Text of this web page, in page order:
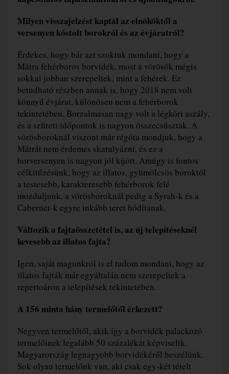
Milyen visszajelzést kaptál az elnököktől a
versenyen kóstolt borokról és az évjáratról?
Érdekes, hogy bár azt szoktuk mondani, hogy a
Mátra fehérboros borvidék, most a vörösök mégis
sokkal jobban szerepeltek, mint a fehérek. Ez
betudható részben annak is, hogy 2018 nem volt
könnyű évjárat, különösen nem a fehérborok
tekintetében. Borzalmasan nagy volt a légköri aszály,
és a szüreti időpontok is nagyon összecsúsztak. A
vörösboroknál viszont már régóta mondjuk, hogy a
Mátrát nem érdemes skatulyázni, és ez a
borversenyen is nagyon jól kijött. Amúgy is fontos
célkitűzésünk, hogy az illatos, gyümölcsös boroktól
a testesebb, karakteresebb fehérborok felé
mozduljunk, a vörösboroknál pedig a Syrah-k és a
Cabernet-k egyre inkább teret hódítanak.
Változik a fajtaösszetétel is, az új telepítéseknél
kevesebb az illatos fajta?
Igen, saját magunkról is el tudom mondani, hogy az
illatos fajták már egyáltalán nem szerepeltek a
repertoáron a telepítések tekintetében.
A 156 minta hány termelőtől érkezett?
Negyven termelőtől, akik így a borvidék palackozó
termelőinek legalább 50 százalékát képviselik.
Magyarország legnagyobb borvidékéről beszélünk.
Sok olyan termelőnk van, aki csak egy-két tételt